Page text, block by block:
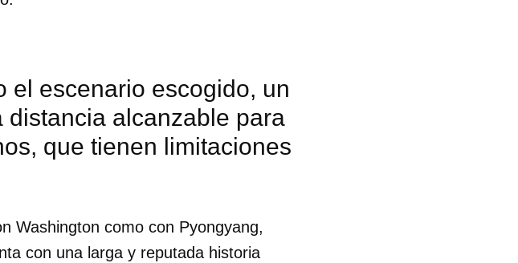
el escenario escogido, un
alcanzable para
que tienen limitaciones
Washington como con Pyongyang,
con una larga y reputada historia